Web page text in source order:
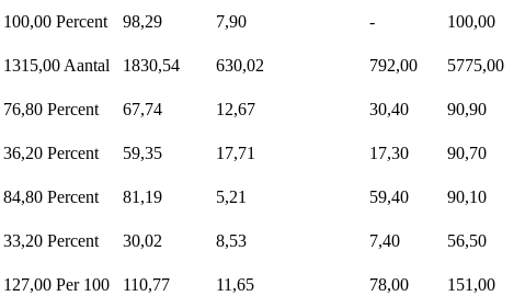
100,00 Percent 98,29 7,90 -
100,00
1315,00 Aantal 1830,54 630,02 792,00
5775,00
76,80 Percent 67,74 12,67 30,40
90,90
36,20 Percent 59,35 17,71 17,30
90,70
84,80 Percent 81,19 5,21 59,40
90,10
33,20 Percent 30,02 8,53 7,40
56,50
127,00 Per 100 110,77 11,65 78,00 151,00